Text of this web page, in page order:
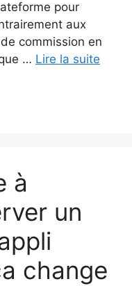
pour
aux
commission en
… Lire la suite
à
un
change